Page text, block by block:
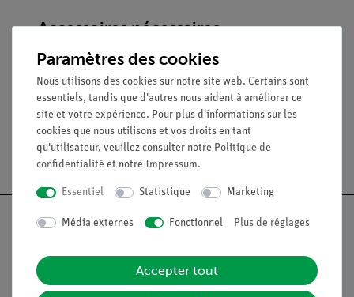
Accessoires nécessaires
Support de la plaque
d'avertissement
01
Nach oben
Paramètres des cookies
Nous utilisons des cookies sur notre site web. Certains sont
essentiels, tandis que d'autres nous aident à améliorer ce
site et votre expérience. Pour plus d'informations sur les
cookies que nous utilisons et vos droits en tant
qu'utilisateur, veuillez consulter notre Politique de
confidentialité et notre Impressum.
Essentiel Statistique Marketing
Média externes Fonctionnel Plus de réglages
Accepter tout